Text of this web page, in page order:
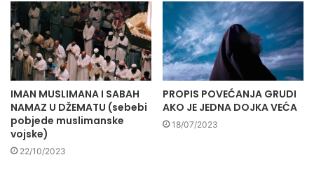
IMAN MUSLIMANA I SABAH
NAMAZ U DŽEMATU (sebebi
pobjede muslimanske
vojske)
22/10/2023
PROPIS POVEĆANJA GRUDI
AKO JE JEDNA DOJKA VEĆA
18/07/2023